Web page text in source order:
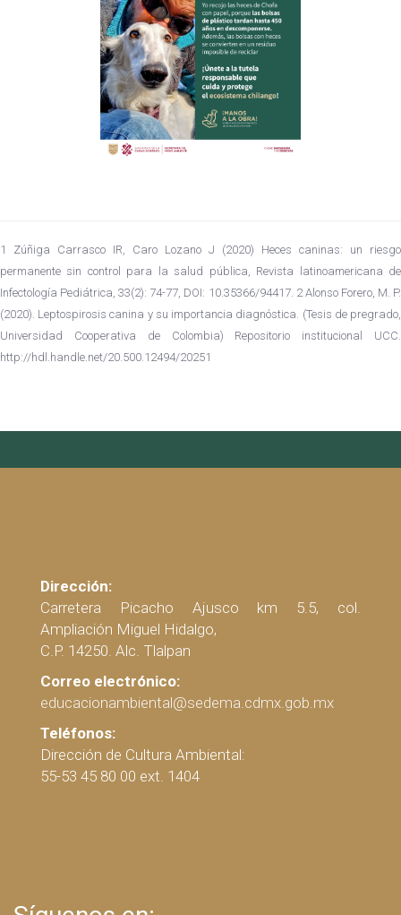
1 Zúñiga Carrasco IR, Caro Lozano J (2020) Heces caninas: un riesgo
permanente sin control para la salud pública, Revista latinoamericana de
Infectología Pediátrica, 33(2): 74-77, DOI: 10.35366/94417. 2 Alonso Forero, M. P.
(2020). Leptospirosis canina y su importancia diagnóstica. (Tesis de pregrado,
Universidad Cooperativa de Colombia) Repositorio institucional UCC.
http://hdl.handle.net/20.500.12494/20251
Dirección:
Carretera Picacho Ajusco km 5.5, col.
Ampliación Miguel Hidalgo,
C.P. 14250. Alc. Tlalpan
Correo electrónico:
educacionambiental@sedema.cdmx.gob.mx
Teléfonos:
Dirección de Cultura Ambiental:
55-53 45 80 00 ext. 1404